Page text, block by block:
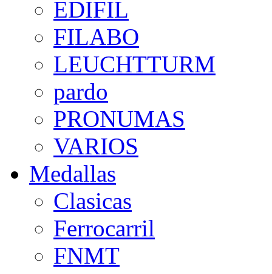
EDIFIL
FILABO
LEUCHTTURM
pardo
PRONUMAS
VARIOS
Medallas
Clasicas
Ferrocarril
FNMT